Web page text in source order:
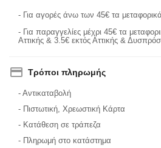
- Για αγορές άνω των 45€ τα
- Για παραγγελίες μέχρι 45€ τα
Αττικής & 3.5€ εκτός Αττικής &
Τρόποι πληρωμής
- Αντικαταβολή
- Πιστωτική, Χρεωστική Κάρτα
- Κατάθεση σε τράπεζα
- Πληρωμή στο κατάστημα